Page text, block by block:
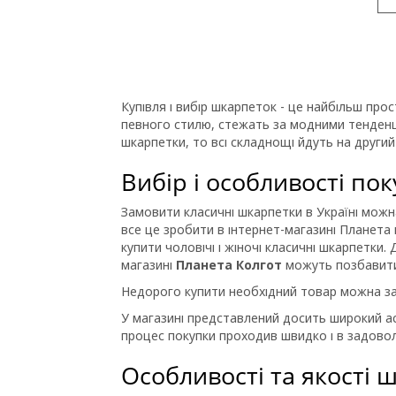
Купівля і вибір шкарпеток - це найбільш
певного стилю, стежать за модними
шкарпетки, то всі складнощі йдуть на
Вибір і особливості
Замовити класичні шкарпетки в Україні
все це зробити в інтернет-магазині
купити чоловічі і жіночі класичні
магазині Планета Колгот можуть
Недорого купити необхідний товар можна
У магазині представлений досить широкий
процес покупки проходив швидко і в
Особливості та якості